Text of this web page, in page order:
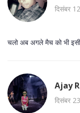
दिसंबर
चलो अब अगले मैच को भी
Ajay
दिसंबर